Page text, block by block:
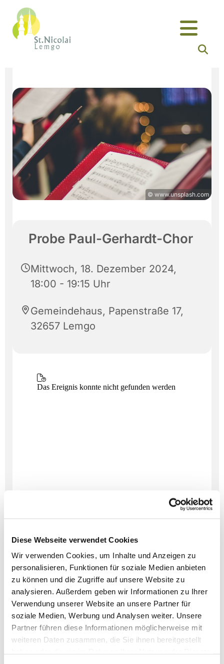
Diese Webseite verwendet Cookies
Wir verwenden Cookies, um Inhalte und Anzeigen zu
personalisieren, Funktionen für soziale Medien anbieten
zu können und die Zugriffe auf unsere Website zu
analysieren. Außerdem geben wir Informationen zu Ihrer
Verwendung unserer Website an unsere Partner für
soziale Medien, Werbung und Analysen weiter. Unsere
Partner führen diese Informationen möglicherweise mit
weiteren Daten zusammen, die Sie ihnen bereitgestellt
© www.unsplash.com
Probe Paul-Gerhardt-Chor
Mittwoch, 18. Dezember 2024,
18:00 - 19:15 Uhr
Gemeindehaus, Papenstraße 17,
32657 Lemgo
Dies könnte Sie auch
interessieren